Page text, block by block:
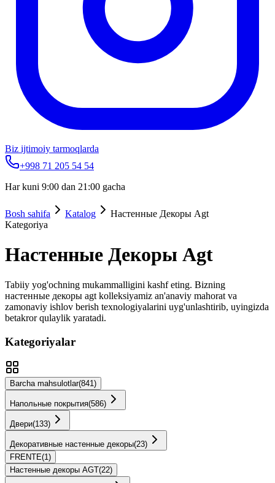
Biz ijtimoiy tarmoqlarda
+998 71 205 54 54
Har kuni 9:00 dan 21:00 gacha
Bosh sahifa Katalog
Настенные Декоры Agt
Kategoriya
Настенные Декоры Agt
Tabiiy yog'ochning mukammalligini kashf eting. Bizning
настенные декоры agt kolleksiyamiz an'anaviy mahorat va
zamonaviy ishlov berish texnologiyalarini uyg'unlashtirib, uyingizda
betakror qulaylik yaratadi.
Kategoriyalar
Barcha mahsulotlar(841)
Напольные покрытия(586)
Двери(133)
Декоративные настенные декоры(23)
FRENTE(1)
Настенные декоры AGT(22)